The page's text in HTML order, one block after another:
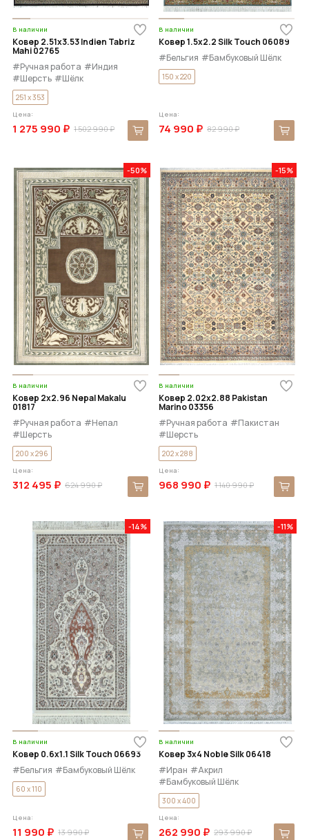
В наличии
Ковер 2.51x3.53 Indien Tabriz
Mahi 02765
#Ручная работа #Индия
#Шерсть #Шёлк
251 x 353
Цена:
1 502 990 ₽
1 275 990 ₽
В наличии
Ковер 1.5x2.2 Silk Touch 06089
#Бельгия #Бамбуковый Шёлк
150 x 220
Цена:
82 990 ₽
74 990 ₽
-50%
В наличии
Ковер 2x2.96 Nepal Makalu
01817
#Ручная работа #Непал
#Шерсть
200 x 296
Цена:
624 990 ₽
312 495 ₽
-15%
В наличии
Ковер 2.02x2.88 Pakistan
Marino 03356
#Ручная работа #Пакистан
#Шерсть
202 x 288
Цена:
1 140 990 ₽
968 990 ₽
-14%
В наличии
Ковер 0.6x1.1 Silk Touch 06693
#Бельгия #Бамбуковый Шёлк
60 x 110
Цена:
13 990 ₽
11 990 ₽
-11%
В наличии
Ковер 3x4 Noble Silk 06418
#Иран #Акрил
#Бамбуковый Шёлк
300 x 400
Цена:
293 990 ₽
262 990 ₽